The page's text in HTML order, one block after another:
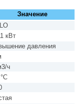
Значение
кВт
давления
ч